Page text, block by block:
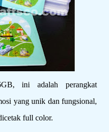
ini adalah perangkat
yang unik dan fungsional,
full color.